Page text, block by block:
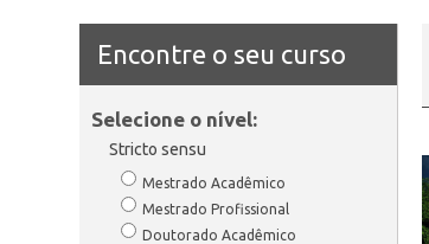
Encontre o seu curso
Selecione o nível:
Stricto sensu
Mestrado Acadêmico
Mestrado Profissional
Doutorado Acadêmico